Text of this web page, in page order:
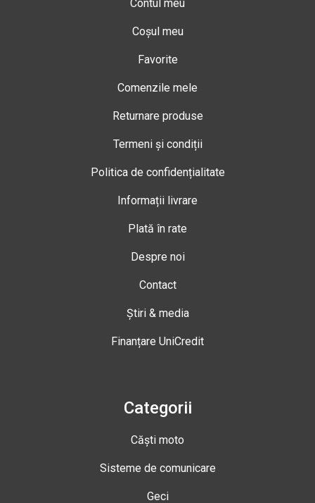
Contul meu
Coșul meu
Favorite
Comenzile mele
Returnare produse
Termeni și condiții
Politica de confidențialitate
Informații livrare
Plată în rate
Despre noi
Contact
Știri & media
Finanțare UniCredit
Categorii
Căști moto
Sisteme de comunicare
Geci